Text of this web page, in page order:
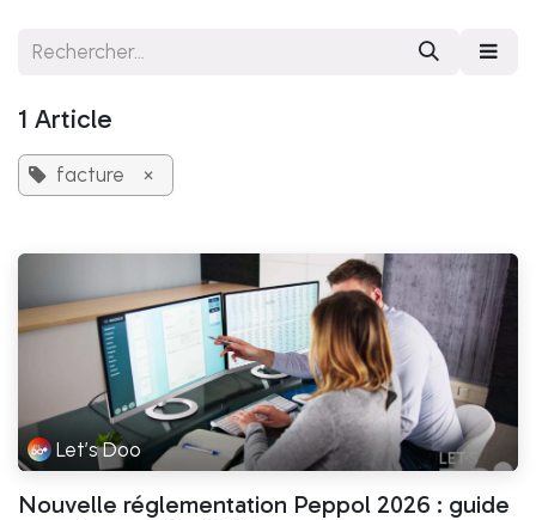
1 Article
facture ×
Let’s Doo
Nouvelle réglementation Peppol 2026 : guide